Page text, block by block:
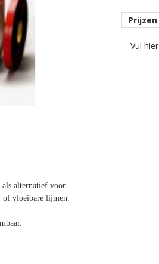
alternatief voor
of vloeibare lijmen.
Prijzen
Vul